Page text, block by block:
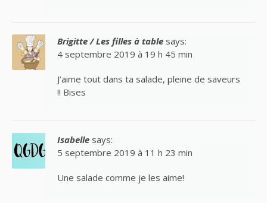
Brigitte / Les filles à table says:
4 septembre 2019 à 19 h 45 min
J’aime tout dans ta salade, pleine de saveurs
!! Bises
Isabelle says:
5 septembre 2019 à 11 h 23 min
Une salade comme je les aime!